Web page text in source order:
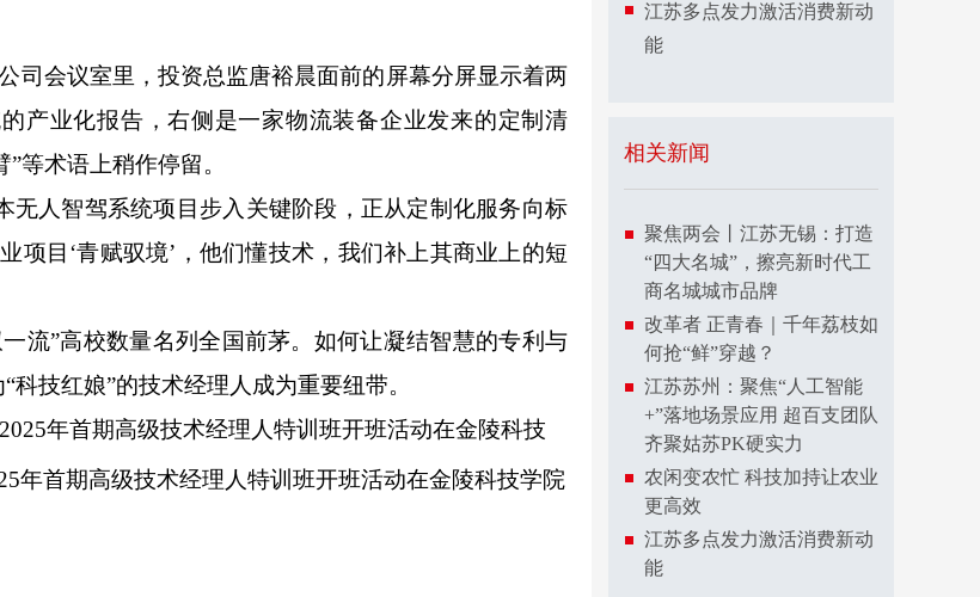
会议室里，投资总监唐裕晨面前的屏幕分屏显示着两
产业化报告，右侧是一家物流装备企业发来的定制清
等术语上稍作停留。
人智驾系统项目步入关键阶段，正从定制化服务向标
项目‘青赋驭境’，他们懂技术，我们补上其商业上的短
”高校数量名列全国前茅。如何让凝结智慧的专利与
技红娘”的技术经理人成为重要纽带。
年首期高级技术经理人特训班开班活动在金陵科技
江苏多点发力激活消费新动
能
相关新闻
聚焦两会丨江苏无锡：打造
“四大名城”，擦亮新时代工
商名城城市品牌
改革者 正青春｜千年荔枝如
何抢“鲜”穿越？
江苏苏州：聚焦“人工智能
+”落地场景应用 超百支团队
齐聚姑苏PK硬实力
农闲变农忙 科技加持让农业
更高效
江苏多点发力激活消费新动
能